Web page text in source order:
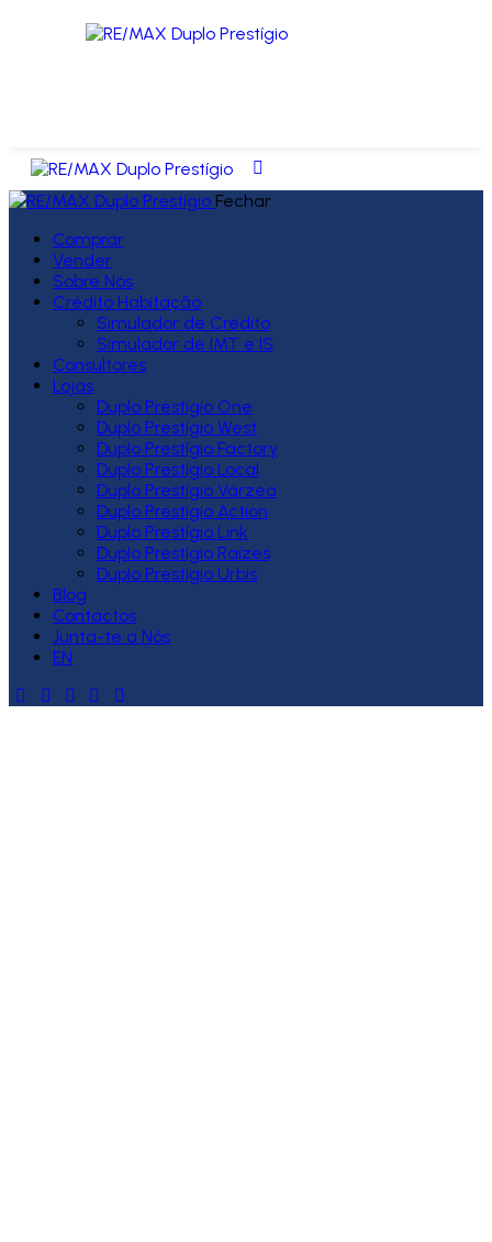
Fechar
Comprar
Vender
Sobre Nós
Crédito Habitação
Simulador de Crédito
Simulador de IMT e IS
Consultores
Lojas
Duplo Prestígio One
Duplo Prestígio West
Duplo Prestígio Factory
Duplo Prestígio Local
Duplo Prestígio Várzea
Duplo Prestígio Action
Duplo Prestígio Link
Duplo Prestígio Raízes
Duplo Prestígio Urbis
Blog
Contactos
Junta-te a Nós
EN